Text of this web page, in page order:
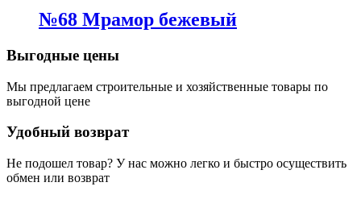
№68 Мрамор бежевый
Выгодные цены
Мы предлагаем строительные и хозяйственные товары по
выгодной цене
Удобный возврат
Не подошел товар? У нас можно легко и быстро осуществить
обмен или возврат